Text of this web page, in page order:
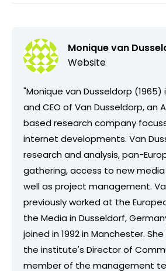
Monique van
Website
"Monique van Dusseldorp
and CEO of Van Dusseldorp, an
based research company
internet developments. Van
research and analysis, pan-
gathering, access to new media
well as project management.
previously worked at the
the Media in Dusseldorf,
joined in 1992 in Manchester.
the institute's Director of
member of the management